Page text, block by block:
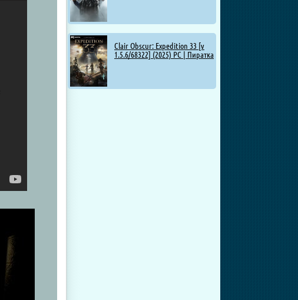
Clair Obscur: Expedition 33 [v
1.5.6/68322] (2025) PC | Пиратка